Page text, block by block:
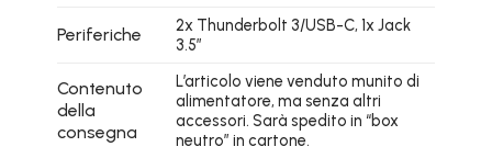
Periferiche
2x Thunderbolt 3/USB-C, 1x Jack
3.5″
Contenuto
della
consegna
L’articolo viene venduto munito di
alimentatore, ma senza altri
accessori. Sarà spedito in “box
neutro” in cartone.